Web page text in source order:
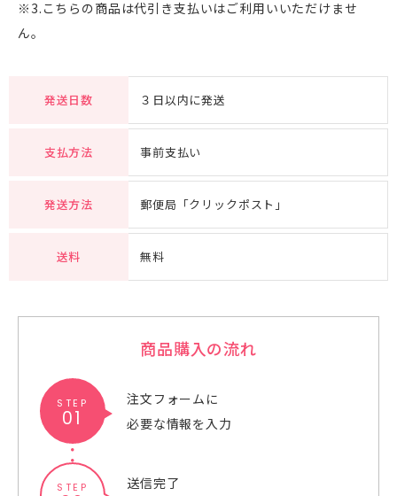
※3.こちらの商品は代引き支払いはご利用いいただけませ
ん。
発送日数 ３日以内に発送
支払方法 事前支払い
発送方法 郵便局「クリックポスト」
送料 無料
商品購入の流れ
STEP
01
注文フォームに
必要な情報を入力
STEP 送信完了